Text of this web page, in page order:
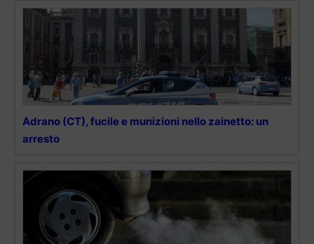
Adrano (CT), fucile e munizioni nello zainetto: un
arresto